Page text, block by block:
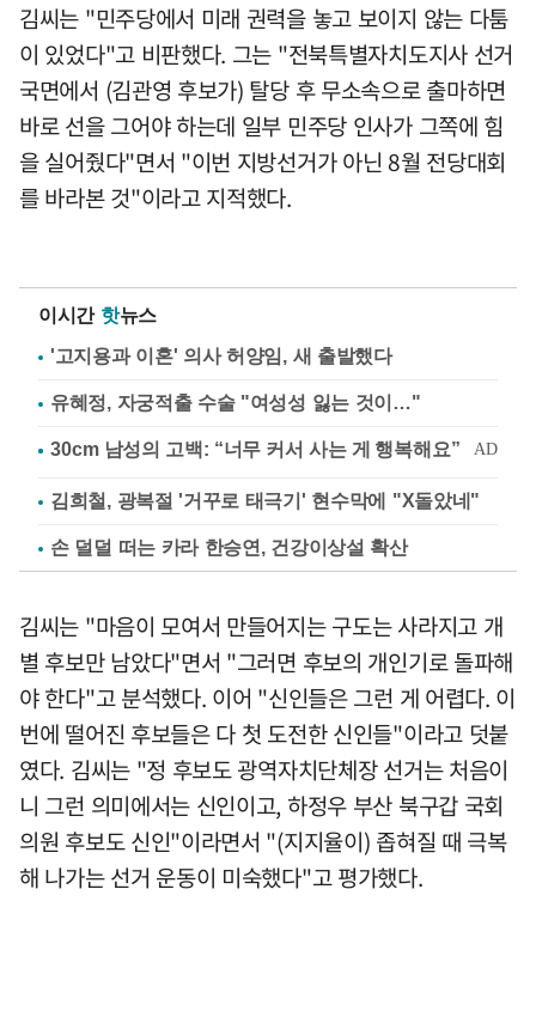
김씨는 "민주당에서 미래 권력을 놓고 보이지 않는 다툼
이 있었다"고 비판했다. 그는 "전북특별자치도지사 선거
국면에서 (김관영 후보가) 탈당 후 무소속으로 출마하면
바로 선을 그어야 하는데 일부 민주당 인사가 그쪽에 힘
을 실어줬다"면서 "이번 지방선거가 아닌 8월 전당대회
를 바라본 것"이라고 지적했다.
이시간 핫뉴스
'고지용과 이혼' 의사 허양임, 새 출발했다
유혜정, 자궁적출 수술 "여성성 잃는 것이…"
김희철, 광복절 '거꾸로 태극기' 현수막에 "X돌았네"
손 덜덜 떠는 카라 한승연, 건강이상설 확산
김씨는 "마음이 모여서 만들어지는 구도는 사라지고 개
별 후보만 남았다"면서 "그러면 후보의 개인기로 돌파해
야 한다"고 분석했다. 이어 "신인들은 그런 게 어렵다. 이
번에 떨어진 후보들은 다 첫 도전한 신인들"이라고 덧붙
였다. 김씨는 "정 후보도 광역자치단체장 선거는 처음이
니 그런 의미에서는 신인이고, 하정우 부산 북구갑 국회
의원 후보도 신인"이라면서 "(지지율이) 좁혀질 때 극복
해 나가는 선거 운동이 미숙했다"고 평가했다.